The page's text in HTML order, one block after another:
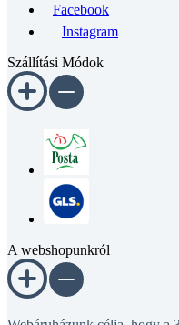
Facebook
Instagram
Szállítási Módok
A webshopunkról